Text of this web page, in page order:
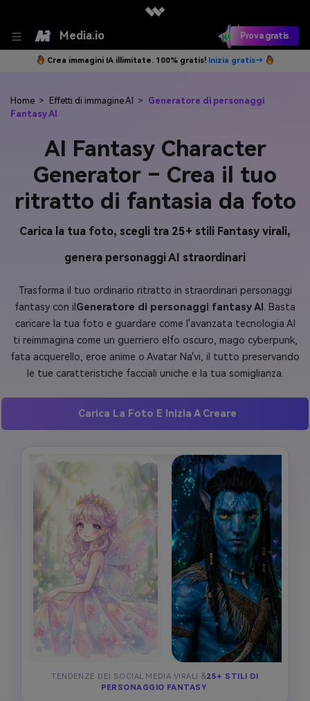
Media.io Prova gratis
Crea immagini IA illimitate. 100% gratis! Inizia gratis→
Home > Effetti di immagine AI > Generatore di personaggi
Fantasy AI
AI Fantasy Character
Generator – Crea il tuo
ritratto di fantasia da foto
Carica la tua foto, scegli tra 25+ stili Fantasy virali,
genera personaggi AI straordinari
Trasforma il tuo ordinario ritratto in straordinari personaggi
fantasy con il Generatore di personaggi fantasy AI . Basta
caricare la tua foto e guardare come l'avanzata tecnologia AI
ti reimmagina come un guerriero elfo oscuro, mago cyberpunk,
fata acquerello, eroe anime o Avatar Na'vi, il tutto preservando
le tue caratteristiche facciali uniche e la tua somiglianza.
Carica La Foto E Inizia A Creare
TENDENZE DEI SOCIAL MEDIA VIRALI &25+ STILI DI
PERSONAGGIO FANTASY.